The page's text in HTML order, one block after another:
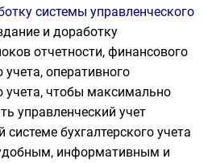
системы управленческого
и доработку
отчетности, финансового
учета, оперативного
учета, чтобы максимально
управленческий учет
бухгалтерского учета
информативным и